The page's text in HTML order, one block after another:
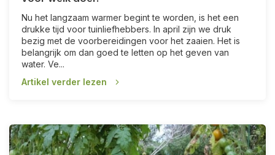
Nu het langzaam warmer begint te worden, is het een
drukke tijd voor tuinliefhebbers. In april zijn we druk
bezig met de voorbereidingen voor het zaaien. Het is
belangrijk om dan goed te letten op het geven van
water. Ve...
Artikel verder lezen